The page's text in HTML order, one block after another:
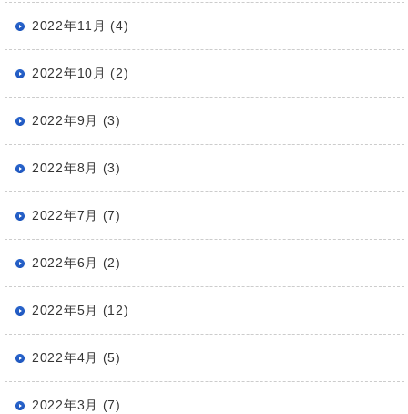
2022年11月 (4)
2022年10月 (2)
2022年9月 (3)
2022年8月 (3)
2022年7月 (7)
2022年6月 (2)
2022年5月 (12)
2022年4月 (5)
2022年3月 (7)